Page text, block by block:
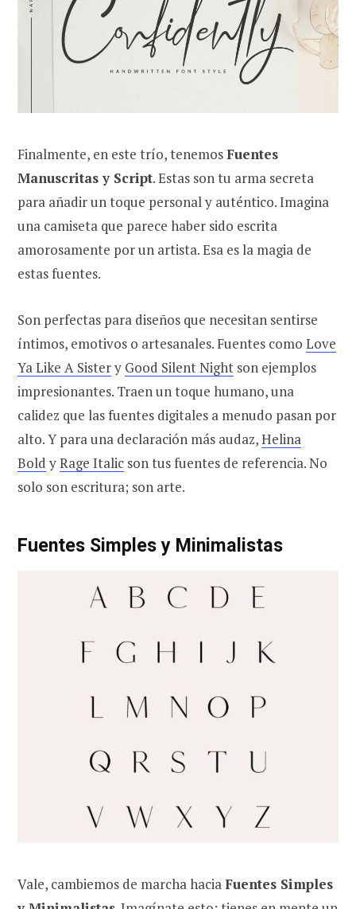
Finalmente, en este trío, tenemosFuentes
Manuscritas y Script. Estas son tu arma secreta
para añadir un toque personal y auténtico. Imagina
una camiseta que parece haber sido escrita
amorosamente por un artista. Esa es la magia de
estas fuentes.
Son perfectas para diseños que necesitan sentirse
íntimos, emotivos o artesanales. Fuentes como Love
Ya Like A Sistery Good Silent Night son ejemplos
impresionantes. Traen un toque humano, una
calidez que las fuentes digitales a menudo pasan por
alto. Y para una declaración más audaz,Helina
Bold yRage Italic son tus fuentes de referencia. No
solo son escritura; son arte.
Fuentes Simples y Minimalistas
Vale, cambiemos de marcha haciaFuentes Simples